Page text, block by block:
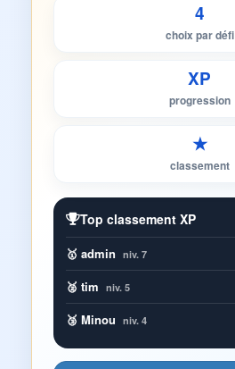
4
choix par défi
XP
progression
★
classement
Top classement XP
🥇 admin niv. 7
🥈 tim niv. 5
🥉 Minou niv. 4